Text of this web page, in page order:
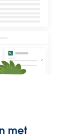
met